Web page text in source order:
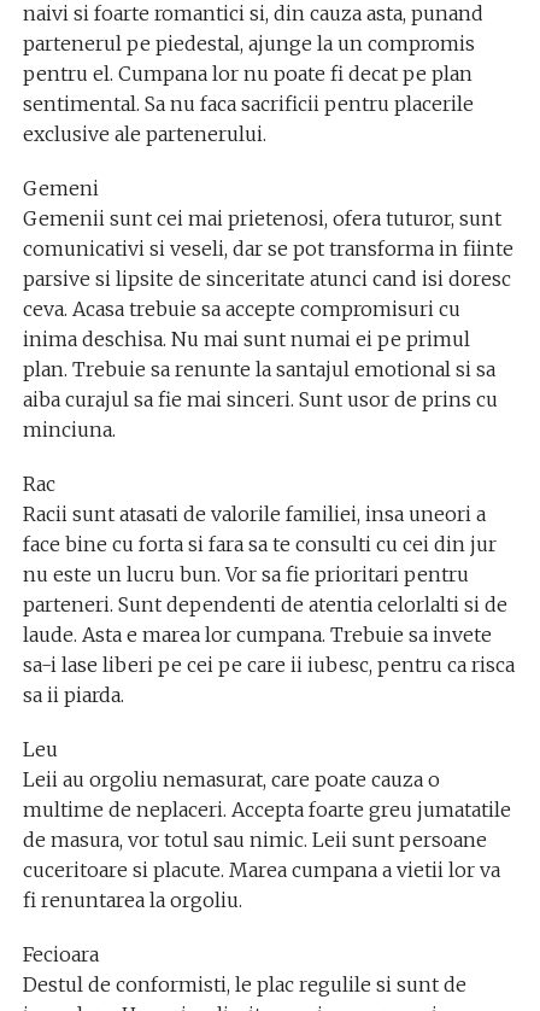
naivi si foarte romantici si, din cauza asta, punand
partenerul pe piedestal, ajunge la un compromis
pentru el. Cumpana lor nu poate fi decat pe plan
sentimental. Sa nu faca sacrificii pentru placerile
exclusive ale partenerului.
Gemeni
Gemenii sunt cei mai prietenosi, ofera tuturor, sunt
comunicativi si veseli, dar se pot transforma in fiinte
parsive si lipsite de sinceritate atunci cand isi doresc
ceva. Acasa trebuie sa accepte compromisuri cu
inima deschisa. Nu mai sunt numai ei pe primul
plan. Trebuie sa renunte la santajul emotional si sa
aiba curajul sa fie mai sinceri. Sunt usor de prins cu
minciuna.
Rac
Racii sunt atasati de valorile familiei, insa uneori a
face bine cu forta si fara sa te consulti cu cei din jur
nu este un lucru bun. Vor sa fie prioritari pentru
parteneri. Sunt dependenti de atentia celorlalti si de
laude. Asta e marea lor cumpana. Trebuie sa invete
sa-i lase liberi pe cei pe care ii iubesc, pentru ca risca
sa ii piarda.
Leu
Leii au orgoliu nemasurat, care poate cauza o
multime de neplaceri. Accepta foarte greu jumatatile
de masura, vor totul sau nimic. Leii sunt persoane
cuceritoare si placute. Marea cumpana a vietii lor va
fi renuntarea la orgoliu.
Fecioara
Destul de conformisti, le plac regulile si sunt de